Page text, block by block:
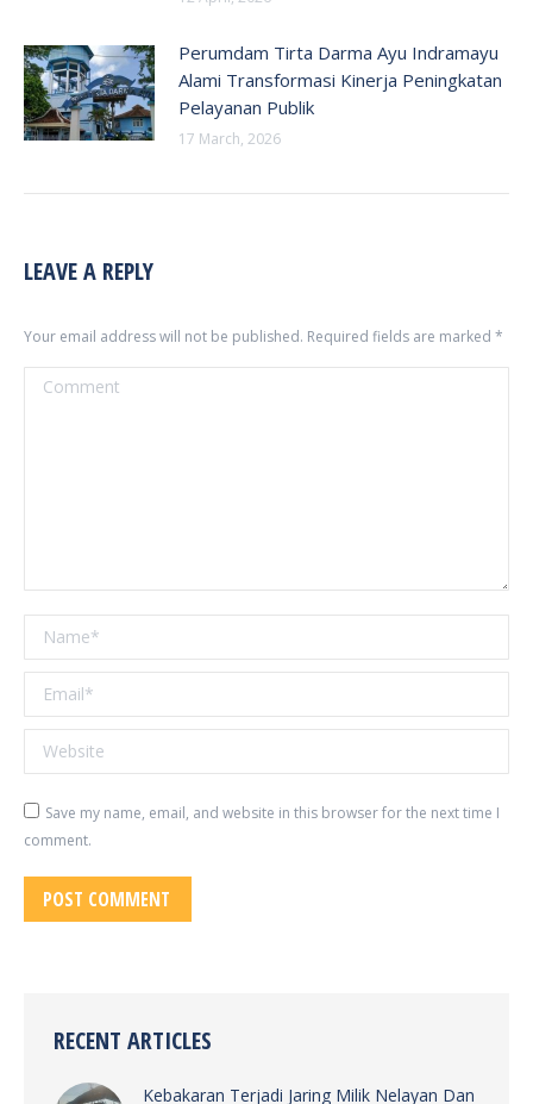
Perumdam Tirta Darma Ayu Indramayu
Alami Transformasi Kinerja Peningkatan
Pelayanan Publik
17 March, 2026
LEAVE A REPLY
Your email address will not be published. Required fields are marked *
Comment
Name *
Email *
Website
Save my name, email, and website in this browser for the next time I
comment.
POST COMMENT
RECENT ARTICLES
Kebakaran Terjadi Jaring Milik Nelayan Dan